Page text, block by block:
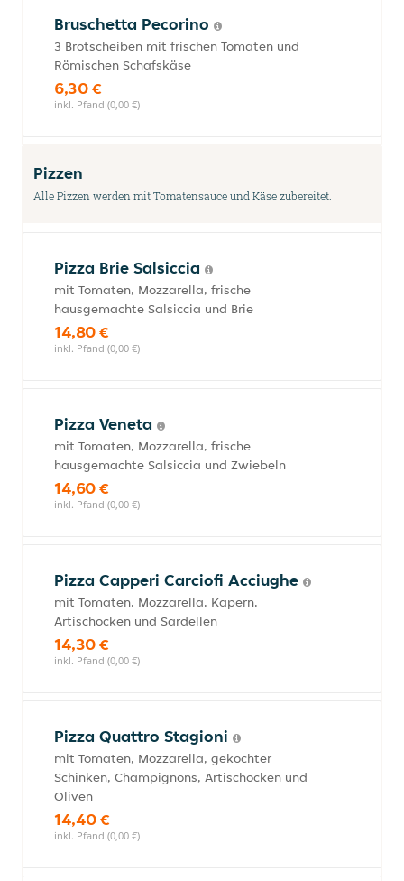
Bruschetta Pecorino
3 Brotscheiben mit frischen Tomaten und
Römischen Schafskäse
6,30 €
inkl. Pfand (0,00 €)
Pizzen
Alle Pizzen werden mit Tomatensauce und Käse zubereitet.
Pizza Brie Salsiccia
mit Tomaten, Mozzarella, frische
hausgemachte Salsiccia und Brie
14,80 €
inkl. Pfand (0,00 €)
Pizza Veneta
mit Tomaten, Mozzarella, frische
hausgemachte Salsiccia und Zwiebeln
14,60 €
inkl. Pfand (0,00 €)
Pizza Capperi Carciofi Acciughe
mit Tomaten, Mozzarella, Kapern,
Artischocken und Sardellen
14,30 €
inkl. Pfand (0,00 €)
Pizza Quattro Stagioni
mit Tomaten, Mozzarella, gekochter
Schinken, Champignons, Artischocken und
Oliven
14,40 €
inkl. Pfand (0,00 €)